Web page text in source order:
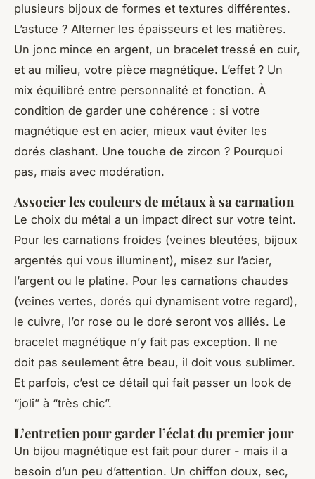
plusieurs bijoux de formes et textures différentes.
L’astuce ? Alterner les épaisseurs et les matières.
Un jonc mince en argent, un bracelet tressé en cuir,
et au milieu, votre pièce magnétique. L’effet ? Un
mix équilibré entre personnalité et fonction. À
condition de garder une cohérence : si votre
magnétique est en acier, mieux vaut éviter les
dorés clashant. Une touche de zircon ? Pourquoi
pas, mais avec modération.
Associer les couleurs de métaux à sa carnation
Le choix du métal a un impact direct sur votre teint.
Pour les carnations froides (veines bleutées, bijoux
argentés qui vous illuminent), misez sur l’acier,
l’argent ou le platine. Pour les carnations chaudes
(veines vertes, dorés qui dynamisent votre regard),
le cuivre, l’or rose ou le doré seront vos alliés. Le
bracelet magnétique n’y fait pas exception. Il ne
doit pas seulement être beau, il doit vous sublimer.
Et parfois, c’est ce détail qui fait passer un look de
“joli” à “très chic”.
L’entretien pour garder l’éclat du premier jour
Un bijou magnétique est fait pour durer - mais il a
besoin d’un peu d’attention. Un chiffon doux, sec,